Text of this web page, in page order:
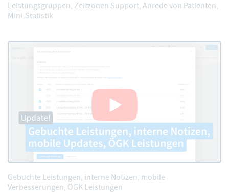
Leistungsgruppen, Zeitzonen Support, Anrede von Patienten,
Mini-Statistik
Gebuchte Leistungen, interne Notizen, mobile
Verbesserungen, ÖGK Leistungen